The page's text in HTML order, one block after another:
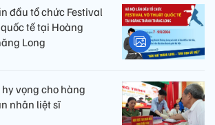
đầu tổ chức Festival
tế tại Hoàng
Long
vọng cho hàng
nhân liệt sĩ